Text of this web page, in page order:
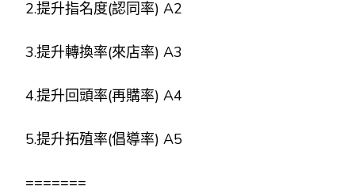
2.提升指名度(認同率) A2
3.提升轉換率(來店率) A3
4.提升回頭率(再購率) A4
5.提升拓殖率(倡導率) A5
=======